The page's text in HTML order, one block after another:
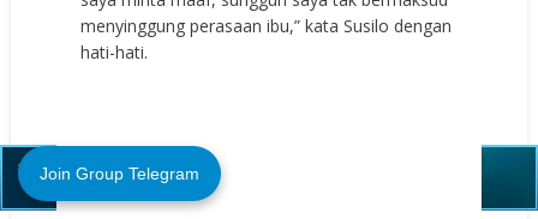
menyinggung perasaan ibu,” kata Susilo dengan
hati-hati.
Join Group Telegram